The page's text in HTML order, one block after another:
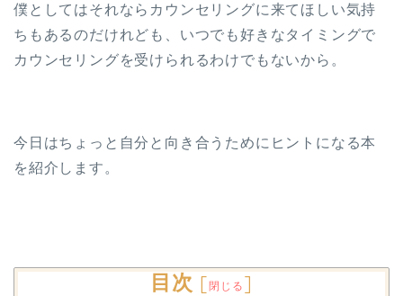
僕としてはそれならカウンセリングに来てほしい気持
ちもあるのだけれども、いつでも好きなタイミングで
カウンセリングを受けられるわけでもないから。
今日はちょっと自分と向き合うためにヒントになる本
を紹介します。
目次 [閉じる ]